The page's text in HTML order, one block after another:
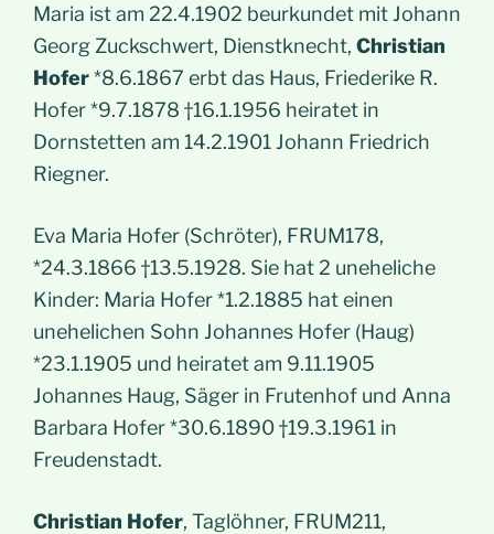
Maria ist am 22.4.1902 beurkundet mit Johann
Georg Zuckschwert, Dienstknecht, Christian
Hofer*8.6.1867 erbt das Haus, Friederike R.
Hofer *9.7.1878 †16.1.1956 heiratet in
Dornstetten am 14.2.1901 Johann Friedrich
Riegner.
Eva Maria Hofer (Schröter), FRUM178,
*24.3.1866 †13.5.1928. Sie hat 2 uneheliche
Kinder: Maria Hofer *1.2.1885 hat einen
unehelichen Sohn Johannes Hofer (Haug)
*23.1.1905 und heiratet am 9.11.1905
Johannes Haug, Säger in Frutenhof und Anna
Barbara Hofer *30.6.1890 †19.3.1961 in
Freudenstadt.
Christian Hofer, Taglöhner, FRUM211,